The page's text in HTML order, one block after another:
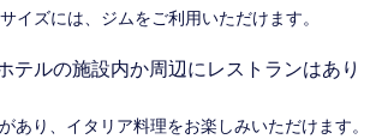
イズには、ジムをご利用いただけます。
テルの施設内か周辺にレストランはあり
あり、イタリア料理をお楽しみいただけます。